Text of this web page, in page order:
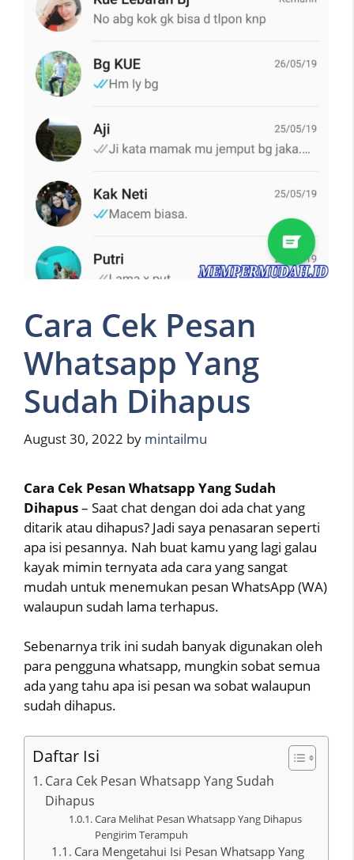
Cara Cek Pesan
Whatsapp Yang
Sudah Dihapus
August 30, 2022 by mintailmu
Cara Cek Pesan Whatsapp Yang Sudah
Dihapus– Saat chat dengan doi ada chat yang
ditarik atau dihapus? Jadi saya penasaran seperti
apa isi pesannya. Nah buat kamu yang lagi galau
kayak mimin ternyata ada cara yang sangat
mudah untuk menemukan pesan WhatsApp (WA)
walaupun sudah lama terhapus.
Sebenarnya trik ini sudah banyak digunakan oleh
para pengguna whatsapp, mungkin sobat semua
ada yang tahu apa isi pesan wa sobat walaupun
sudah dihapus.
Daftar Isi
Cara Cek Pesan Whatsapp Yang Sudah
Dihapus
Cara Melihat Pesan Whatsapp Yang Dihapus
Pengirim Terampuh
Cara Mengetahui Isi Pesan Whatsapp Yang